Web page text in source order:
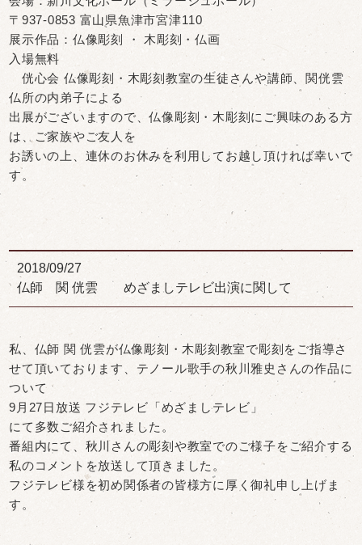
〒937-0853 富山県魚津市宮津110
展示作品：仏像彫刻 ・ 木彫刻・仏画
入場無料
侊心会 仏像彫刻・木彫刻教室の生徒さんや講師、関侊雲
仏所の内弟子による
出展がございますので、仏像彫刻・木彫刻にご興味のある方
は、ご家族やご友人を
お誘いの上、連休のお休みを利用してお越し頂ければ幸いで
す。
2018/09/27
仏師 関 侊雲 めざましテレビ出演に関して
私、仏師 関 侊雲が仏像彫刻・木彫刻教室で彫刻をご指導さ
せて頂いております、テノール歌手の秋川雅史さんの作品に
ついて
9月27日放送 フジテレビ「めざましテレビ」
にて多数ご紹介されました。
番組内にて、秋川さんの彫刻や教室でのご様子をご紹介する
私のコメントを放送して頂きました。
フジテレビ様を初め関係者の皆様方に厚く御礼申し上げま
す。